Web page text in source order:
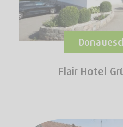
Flair Hotel